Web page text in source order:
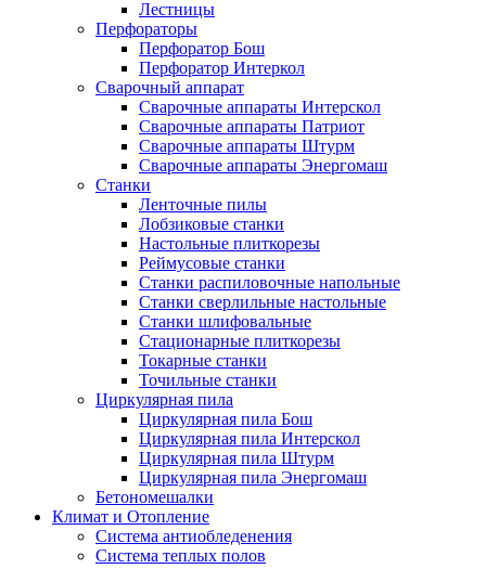
Лестницы
Перфораторы
Перфоратор Бош
Перфоратор Интеркол
Сварочный аппарат
Сварочные аппараты Интерскол
Сварочные аппараты Патриот
Сварочные аппараты Штурм
Сварочные аппараты Энергомаш
Станки
Ленточные пилы
Лобзиковые станки
Настольные плиткорезы
Реймусовые станки
Станки распиловочные напольные
Станки сверлильные настольные
Станки шлифовальные
Стационарные плиткорезы
Токарные станки
Точильные станки
Циркулярная пила
Циркулярная пила Бош
Циркулярная пила Интерскол
Циркулярная пила Штурм
Циркулярная пила Энергомаш
Бетономешалки
Климат и Отопление
Система антиобледенения
Система теплых полов